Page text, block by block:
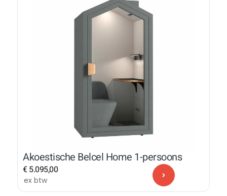
Akoestische Belcel Home 1-persoons
€5.095,00
ex btw